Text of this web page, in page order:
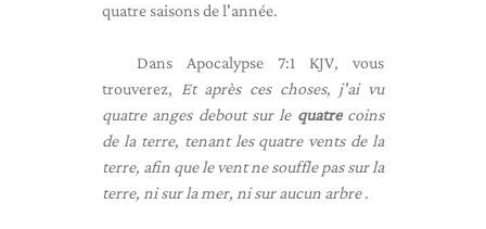
quatre saisons de l'année.
Dans Apocalypse 7:1 KJV, vous
trouverez,
Et après ces choses, j'ai vu
quatre anges debout sur le quatre coins
de la terre, tenant les quatre vents de la
terre, afin que le vent ne souffle pas sur la
terre, ni sur la mer, ni sur aucun arbre.